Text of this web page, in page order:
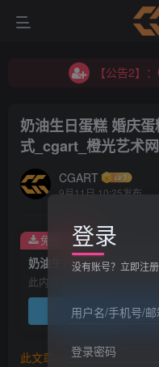
【公告2】
【公告2】
奶油生日蛋糕 婚庆
式_cgart_橙光艺术网
CGART
9月11日 10:25发布
此内容为免费资源，请登录
免费资源
此文章由 橙光艺术网
登录
没有账号？立即注册
用户名/手机号/邮
登录密码